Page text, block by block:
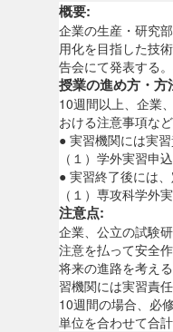
概要:
企業の生産・研究
用化を目指した技
告会にて発表する
授業の進め方・方
10週間以上、企業
おける注意事項など
● 実習機関には実
（１）学外実習申
● 実習終了後には
（１）専攻科学外
注意点:
企業、公立の試験
注意を払って安全
将来の進路を考え
習機関には実習責
10週間の場合、必
単位を合わせて合